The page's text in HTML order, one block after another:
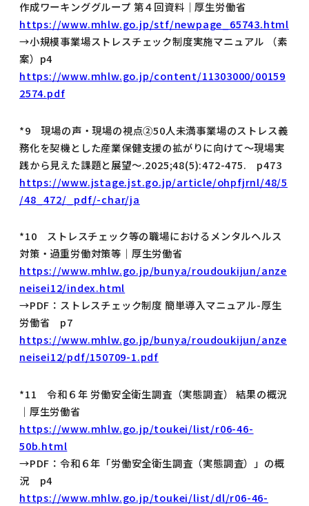
作成ワーキンググループ 第４回資料｜厚生労働省
https://www.mhlw.go.jp/stf/newpage_65743.html
→小規模事業場ストレスチェック制度実施マニュアル （素
案）p4
https://www.mhlw.go.jp/content/11303000/00159
2574.pdf
*9 現場の声・現場の視点②50人未満事業場のストレス義
務化を契機とした産業保健支援の拡がりに向けて〜現場実
践から見えた課題と展望〜.2025;48(5):472-475. p473
https://www.jstage.jst.go.jp/article/ohpfjrnl/48/5
/48_472/_pdf/-char/ja
*10 ストレスチェック等の職場におけるメンタルヘルス
対策・過重労働対策等｜厚生労働省
https://www.mhlw.go.jp/bunya/roudoukijun/anze
neisei12/index.html
→PDF：ストレスチェック制度 簡単導入マニュアル-厚生
労働省 p7
https://www.mhlw.go.jp/bunya/roudoukijun/anze
neisei12/pdf/150709-1.pdf
*11 令和６年 労働安全衛生調査（実態調査） 結果の概況
｜厚生労働省
https://www.mhlw.go.jp/toukei/list/r06-46-
50b.html
→PDF：令和６年「労働安全衛生調査（実態調査）」の概
況 p4
https://www.mhlw.go.jp/toukei/list/dl/r06-46-